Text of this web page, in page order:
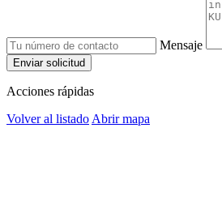
Mensaje
Enviar solicitud
Acciones rápidas
Volver al listado Abrir mapa